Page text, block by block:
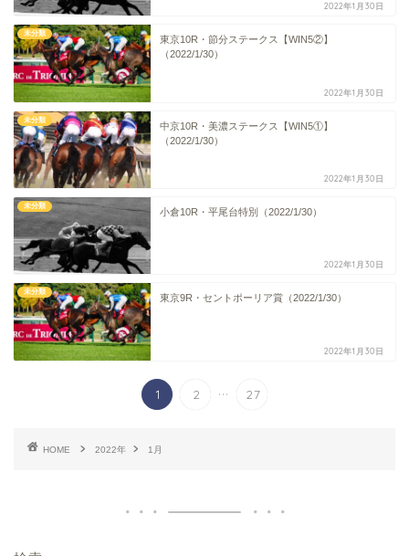
2022年1月30日
未分類
東京10R・節分ステークス【WIN5②】
（2022/1/30）
2022年1月30日
未分類
中京10R・美濃ステークス【WIN5①】
（2022/1/30）
2022年1月30日
未分類
小倉10R・平尾台特別（2022/1/30）
2022年1月30日
未分類
東京9R・セントポーリア賞（2022/1/30）
2022年1月30日
1 2 ... 27
HOME 2022年 1月